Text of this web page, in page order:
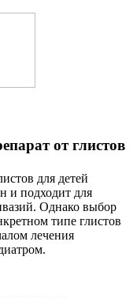
от глистов
для детей
и подходит для
Однако выбор
типе глистов
лечения